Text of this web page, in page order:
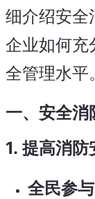
细介绍安全
企业如何充
全管理水平。
一、安全消
1. 提高消防
全民参与